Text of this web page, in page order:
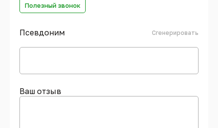
Полезный звонок
Псевдоним Сгенерировать
Ваш отзыв